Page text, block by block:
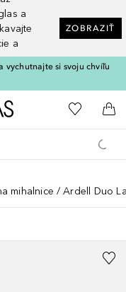
a
a
ZOBRAZIŤ
vychutnajte si svoju chvíľu
Domov Do môjho
Do
mihalnice Ardell Duo